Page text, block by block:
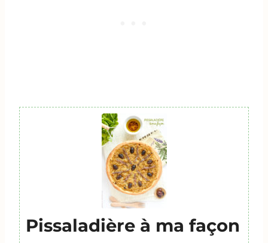
Pissaladière à ma façon